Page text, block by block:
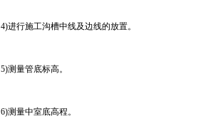
4)进行施工沟槽中线及边线的放置。
5)测量管底标高。
6)测量中室底高程。